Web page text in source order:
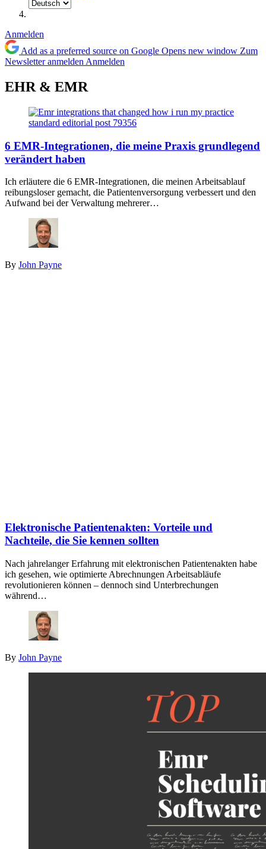
Anmelden
Add as a preferred source on Google Opens new window Zum
Newsletter anmelden Anmelden
EHR & EMR
6 EMR-Integrationen, die meine Praxis grundlegend
verändert haben
Ich erläutere die 6 EMR-Integrationen, die meinen Arbeitsablauf
reibungsloser gemacht, die Patientenversorgung verbessert und den
Aufwand bei der Verwaltung mehrerer…
By John Payne
Elektronische Patientenakten: Vorteile und
Nachteile, die Sie kennen sollten
Nach jahrelanger Erfahrung mit elektronischen Patientenakten habe
ich gesehen, wie optimierte Abrechnungen Arbeitsabläufe
revolutionieren können – dennoch sind Unterbrechungen
während…
By John Payne